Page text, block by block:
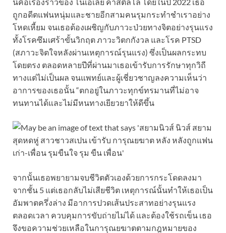
ถูกอดีตแฟนหนุ่มและชายอีกสามคนรุมกระทำชำเราอย่าง
โหดเหี้ยม จนเธอต้องเผชิญกับภาวะป่วยทางจิตอย่างรุนแรง
ทั้งโรคซึมเศร้าขั้นวิกฤต ภาวะวิตกกังวล และโรค PTSD
(สภาวะจิตใจหลังผ่านเหตุการณ์รุนแรง) ซึ่งเป็นผลกระทบ
โดยตรง ตลอดหลายปีที่ผ่านมาเธอเข้ารับการรักษาทุกวิถี
ทางแต่ไม่เป็นผล จนแพทย์และผู้เชี่ยวชาญลงความเห็นว่า
อาการของเธอนั้น “ตกอยู่ในภาวะทุกข์ทรมานที่ไม่อาจ
ทนทานได้และไม่มีหนทางเยียวยาให้ดีขึ้น
จากนั้นเธอพยายามจบชีวิตตัวเองด้วยการกระโดดลงมา
จากชั้น 5 แต่เธอกลับไม่เสียชีวิต เหตุการณ์นั้นทำให้เธอเป็น
อัมพาตครึ่งล่าง มีอาการปวดเส้นประสาทอย่างรุนแรง
ตลอดเวลา ควบคุมการขับถ่ายไม่ได้ และต้องใช้รถเข็น เธอ
จึงขอความช่วยเหลือในการุณยฆาตตามกฎหมายของ